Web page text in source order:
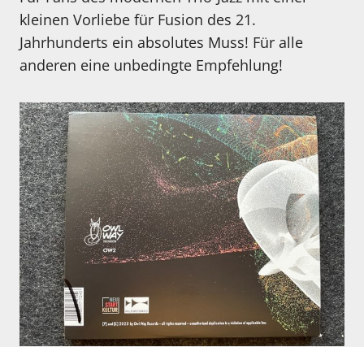
kleinen Vorliebe für Fusion des 21.
Jahrhunderts ein absolutes Muss! Für alle
anderen eine unbedingte Empfehlung!